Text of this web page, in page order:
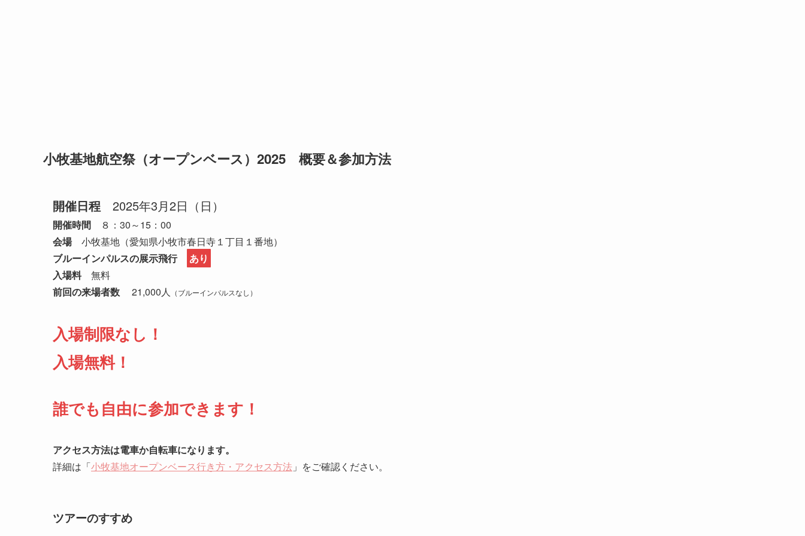
小牧基地航空祭（オープンベース）2025 概要＆参加方法
開催日程 2025年3月2日（日）
開催時間 ８：30～15：00
会場小牧基地（愛知県小牧市春日寺１丁目１番地）
ブルーインパルスの展示飛行
あり
入場料無料
前回の来場者数 21,000人 （ブルーインパルスなし）
入場制限なし！
入場無料！
誰でも自由に参加できます！
アクセス方法は電車か自転車になります。
詳細は「小牧基地オープンベース行き方・アクセス方法 」をご確認ください。
ツアーのすすめ